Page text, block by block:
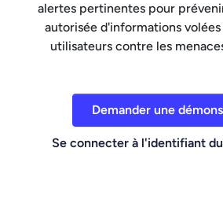
alertes pertinentes pour
autorisée d'informations
utilisateurs contre les
Demander une
Se connecter à l'identifiant